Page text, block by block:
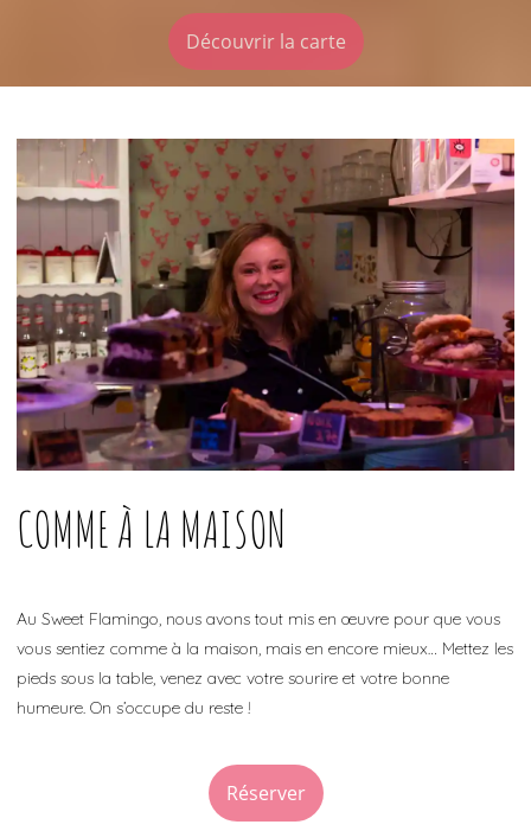
Découvrir la carte
COMME À LA MAISON
Au Sweet Flamingo, nous avons tout mis en œuvre pour que vous
vous sentiez comme à la maison, mais en encore mieux… Mettez les
pieds sous la table, venez avec votre sourire et votre bonne
humeure. On s’occupe du reste !
Réserver